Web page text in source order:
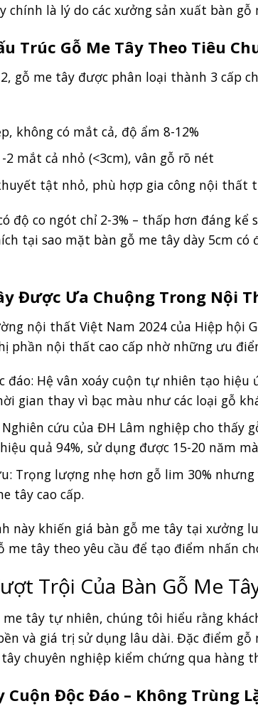
chính là lý do các xưởng sản xuất bàn
Trúc Gỗ Me Tây Theo Tiêu
gỗ me tây được phân loại thành 3 cấp
không có mắt cả, độ ẩm 8-12%
2 mắt cả nhỏ (<3cm), vân gỗ rõ nét
tật nhỏ, phù hợp gia công nội thất
độ co ngót chỉ 2-3% – thấp hơn đáng kể
tại sao mặt bàn gỗ me tây dày 5cm có
Được Ưa Chuộng Trong Nội
nội thất Việt Nam 2024 của Hiệp hội
phần nội thất cao cấp nhờ những ưu
đáo: Hệ vân xoáy cuộn tự nhiên tạo hiệu
gian thay vì bạc màu như các loại gỗ
cứu của ĐH Lâm nghiệp cho thấy
quả 94%, sử dụng được 15-20 năm
Trọng lượng nhẹ hơn gỗ lim 30%
tây cao cấp.
này khiến giá bàn gỗ me tây tại xưởng
me tây theo yêu cầu để tạo điểm nhấn
Trội Của Bàn Gỗ Me
me tây tự nhiên, chúng tôi hiểu rằng
và giá trị sử dụng lâu dài. Đặc điểm
chuyên nghiệp kiểm chứng qua hàng
Cuộn Độc Đáo – Không Trùng